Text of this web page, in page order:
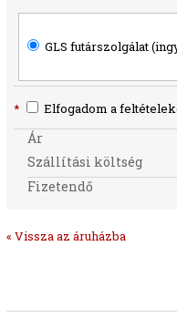
GLS futárszolgálat
* Elfogadom a
Ár
Szállítási költség
Fizetendő
« Vissza az áruházba